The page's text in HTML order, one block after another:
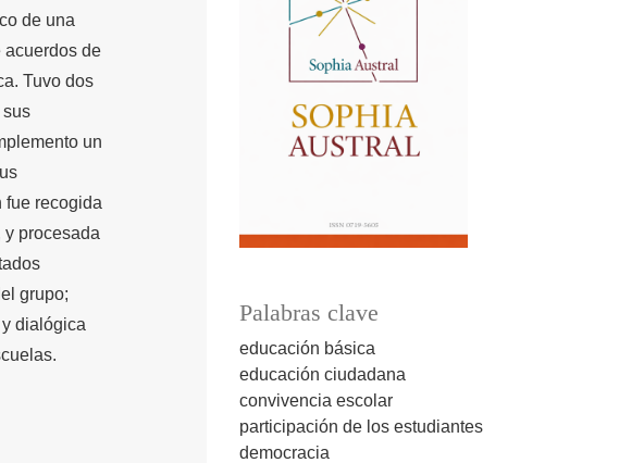
Palabras clave
educación básica
educación ciudadana
convivencia escolar
participación de los estudiantes
democracia
de una
acuerdos de
Tuvo dos
sus
un
fue recogida
procesada
grupo;
dialógica